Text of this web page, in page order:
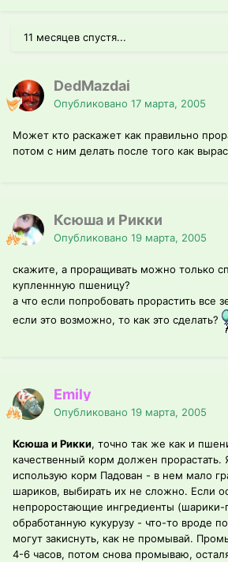
11 месяцев спустя...
DedMazdai
Опубликовано 17 марта, 2005
Может кто раскажет как правильно
потом с ним делать после того как
Ксюша и Рикки
Опубликовано 19 марта, 2005
скажите, а проращивать можно только
купленнную пшеницу?
а что если попробовать прорастить все
если это возможно, то как это сделать?
Emily
Опубликовано 19 марта, 2005
Ксюша и Рикки, точно так же как и
качественный корм должен прорастать.
использую корм Падован - в нем мало
шариков, выбирать их не сложно. Если
непроростающие ингредиенты (шарики-
обработанную кукурузу - что-то вроде
могут закиснуть, как не промывай.
4-6 часов, потом снова промываю,